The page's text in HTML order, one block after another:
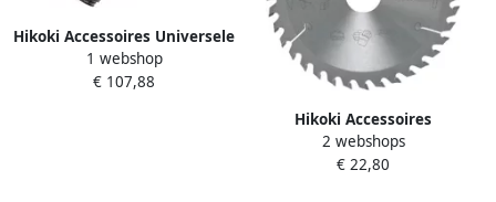
Hikoki Accessoires Universele
stofkap | incl. wartel SDS-
Max hamers | 783121 |
1 webshop
€ 107,88
Hikoki Accessoires
Hardmetalen Cirkelzaagblad
165X30 20 Z18 Dun Met Flr
2 webshops
€ 22,80